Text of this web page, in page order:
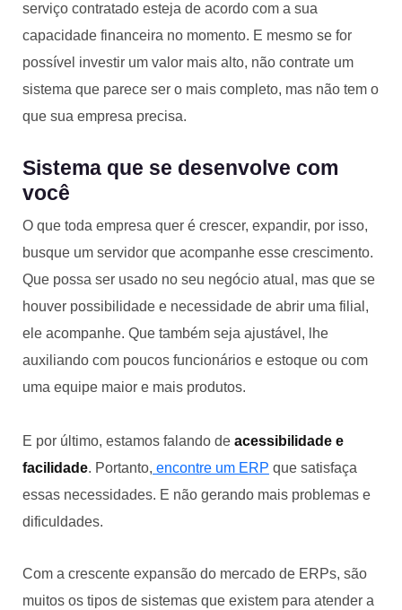
serviço contratado esteja de acordo com a sua
capacidade financeira no momento. E mesmo se for
possível investir um valor mais alto, não contrate um
sistema que parece ser o mais completo, mas não tem o
que sua empresa precisa.
Sistema que se desenvolve com
você
O que toda empresa quer é crescer, expandir, por isso,
busque um servidor que acompanhe esse crescimento.
Que possa ser usado no seu negócio atual, mas que se
houver possibilidade e necessidade de abrir uma filial,
ele acompanhe. Que também seja ajustável, lhe
auxiliando com poucos funcionários e estoque ou com
uma equipe maior e mais produtos.
E por último, estamos falando de acessibilidade e
facilidade. Portanto, encontre um ERP que satisfaça
essas necessidades. E não gerando mais problemas e
dificuldades.
Com a crescente expansão do mercado de ERPs, são
muitos os tipos de sistemas que existem para atender a